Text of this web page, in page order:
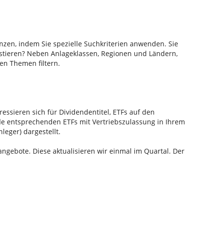
indem Sie spezielle Suchkriterien anwenden. Sie
Neben Anlageklassen, Regionen und Ländern,
Themen filtern.
sich für Dividendentitel, ETFs auf den
entsprechenden ETFs mit Vertriebszulassung in Ihrem
dargestellt.
Diese aktualisieren wir einmal im Quartal. Der